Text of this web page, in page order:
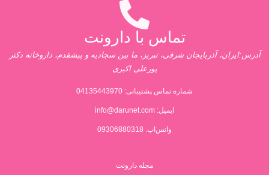
تماس با دارونت
آدرس:ایران، آذربایجان شرقی، تبریز، ما بین سجادیه و پیشقدم، داروخانه دکتر
پورعلی اکبری
شماره تماس پشتیبانی: 04135443970
ایمیل: info@darunet.com
واتس‌اپ: 09306880318
مجله دارونت